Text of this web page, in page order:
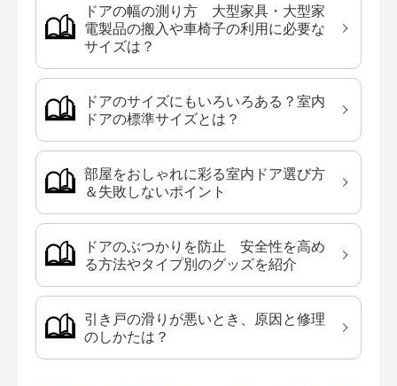
ドアの幅の測り方 大型家具・大型家
電製品の搬入や車椅子の利用に必要な
サイズは？
ドアのサイズにもいろいろある？室内
ドアの標準サイズとは？
部屋をおしゃれに彩る室内ドア選び方
＆失敗しないポイント
ドアのぶつかりを防止 安全性を高め
る方法やタイプ別のグッズを紹介
引き戸の滑りが悪いとき、原因と修理
のしかたは？